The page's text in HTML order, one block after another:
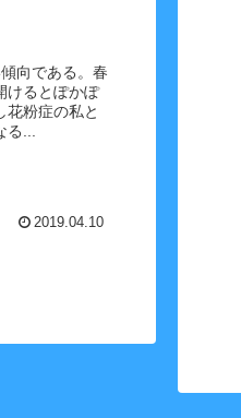
向である。春
けるとぽかぽ
花粉症の私と
...
2019.04.10